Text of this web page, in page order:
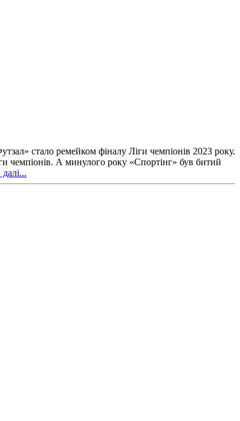
стало ремейком фіналу Ліги чемпіонів 2023 року.
чемпіонів. А минулого року «Спортінг» був битий